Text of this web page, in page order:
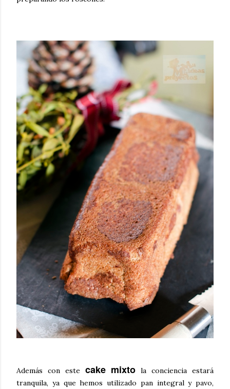
Además con este cake mixto la conciencia estará
tranquila, ya que hemos utilizado pan integral y pavo,